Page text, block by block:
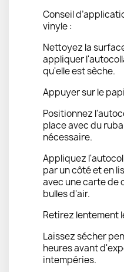
Conseil
vinyle :
Nettoyez la
appliquer
qu'elle est sèche.
Appuyer sur le
Positionnez
place avec du
nécessaire.
Appliquez
par un côté et en
avec une carte de
bulles d'air.
Retirez lentement
Laissez sécher
heures avant
intempéries.